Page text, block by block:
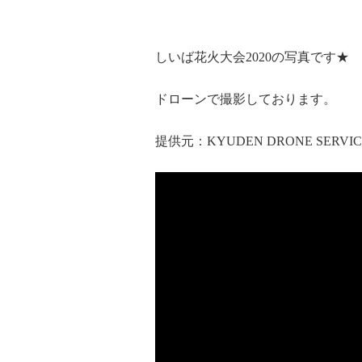
しいば花火大会2020の写真です★
ドローンで撮影しております。
提供元：KYUDEN DRONE